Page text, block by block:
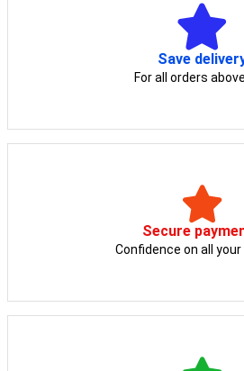
Save
For all orders
Secure
Confidence on all